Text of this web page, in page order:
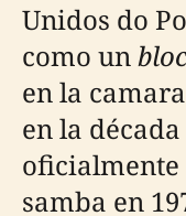
Unidos do
como un
en la
en la
oficialmente
samba en